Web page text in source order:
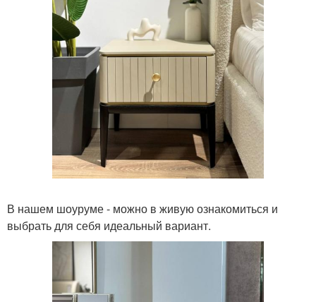
В нашем шоуруме - можно в живую ознакомиться и
выбрать для себя идеальный вариант.